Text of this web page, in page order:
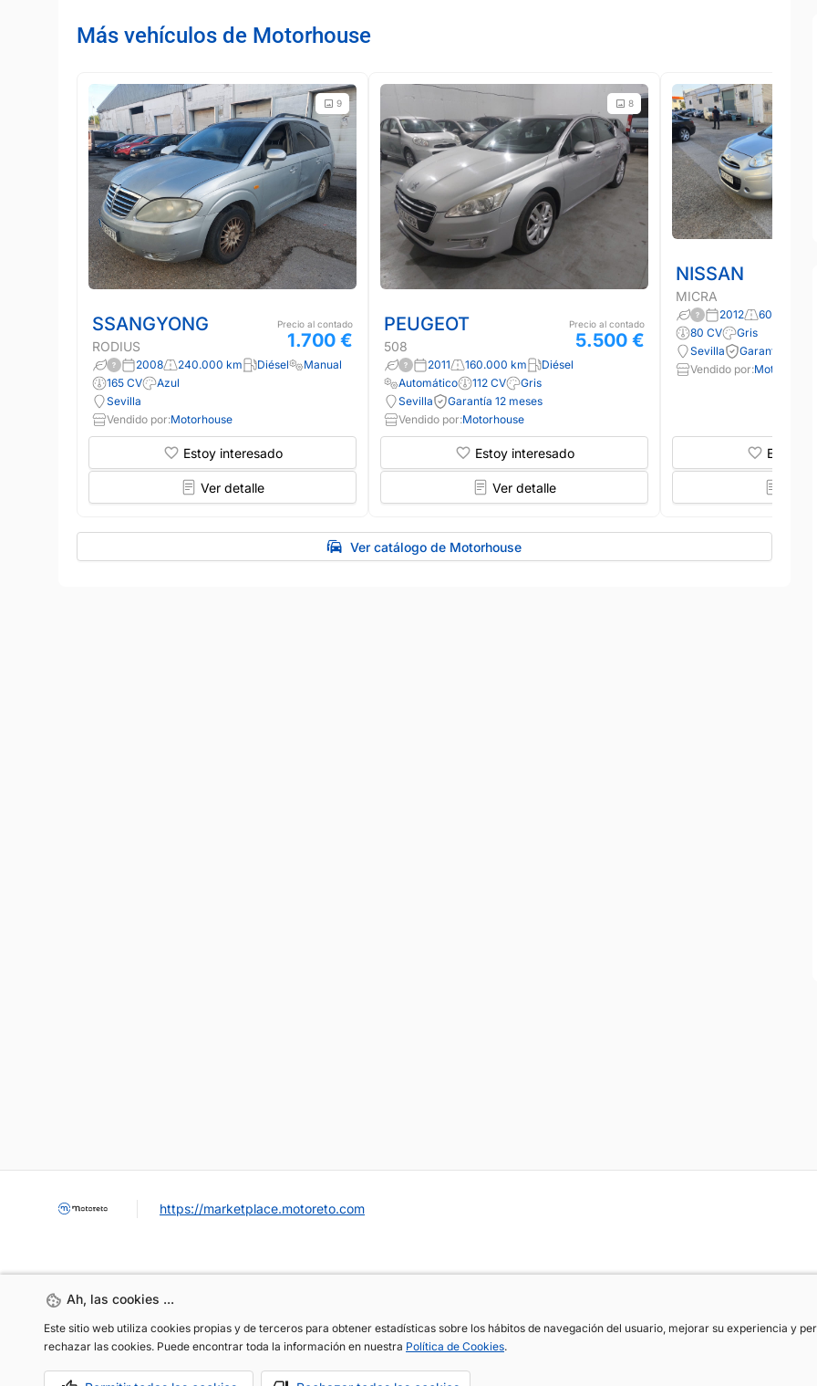
Más vehículos de Motorhouse
9
SSANGYONG
RODIUS
Precio al contado
1.700 €
2008 240.000 km Diésel
Manual
165 CV
Azul
Sevilla
Vendido por:Motorhouse
Estoy interesado
Ver detalle
8
PEUGEOT
508
Precio al contado
5.500 €
2011 160.000 km
Diésel
Automático
112 CV
Gris
Sevilla
Garantía 12 meses
Vendido por:Motorhouse
Estoy interesado
Ver detalle
NISSAN
MICRA
2012 60.000 km
80 CV
Gris
Sevilla
Garantía 12
Vendido por:Motorhouse
Estoy
Ver
Ver catálogo de Motorhouse
Ah, las cookies ...
Este sitio web utiliza cookies propias y de terceros para obtener estadísticas sobre los hábitos de navegación del usuario, mejorar su experiencia y
rechazar las cookies. Puede encontrar toda la información en nuestra Política de Cookies.
Ah, las cookies ...
Este sitio web utiliza cookies propias y de terceros para obtener estadísticas sobre los hábitos de navegación del usuario, mejorar su experiencia y
rechazar las cookies. Puede encontrar toda la información en nuestra Política de Cookies.
https://marketplace.motoreto.com
OCASIÓN / KM0 VENDER MI COCHE CONTACTO